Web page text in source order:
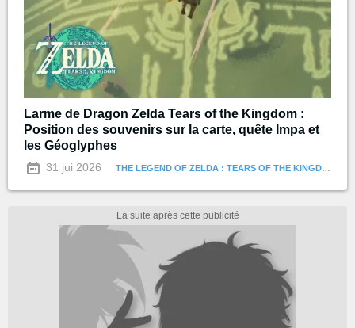
Larme de Dragon Zelda Tears of the Kingdom :
Position des souvenirs sur la carte, quête Impa et
les Géoglyphes
31 jui 2026 THE LEGEND OF ZELDA : TEARS OF THE KINGDOM